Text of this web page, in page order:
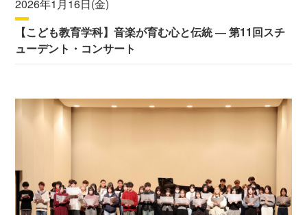
2026年1月16日(金)
【こども教育学科】音楽が育む心と伝統 ― 第11回スチ
ューデント・コンサート